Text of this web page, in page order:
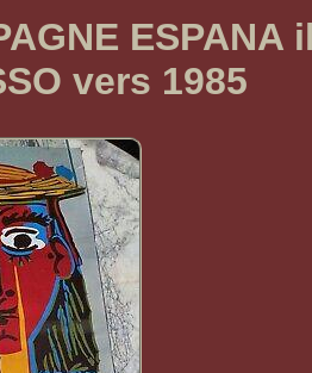
vers 1985